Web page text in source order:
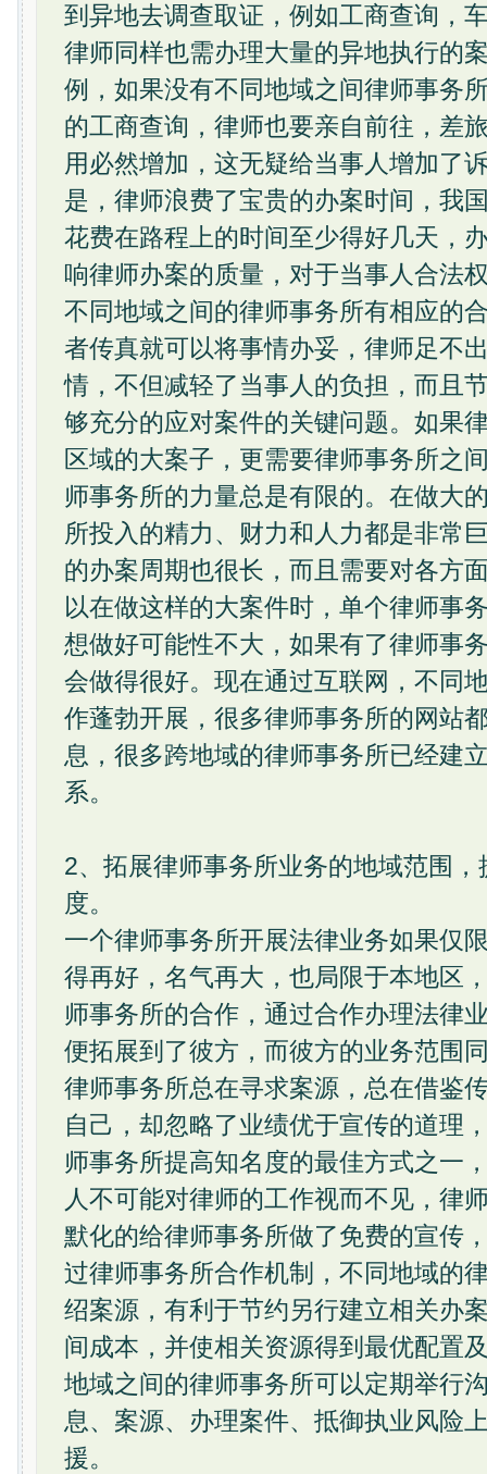
到异地去调查取证，例如工商查询，
律师同样也需办理大量的异地执行的
例，如果没有不同地域之间律师事务
的工商查询，律师也要亲自前往，差
用必然增加，这无疑给当事人增加了
是，律师浪费了宝贵的办案时间，我
花费在路程上的时间至少得好几天，
响律师办案的质量，对于当事人合法
不同地域之间的律师事务所有相应的
者传真就可以将事情办妥，律师足不
情，不但减轻了当事人的负担，而且
够充分的应对案件的关键问题。如果
区域的大案子，更需要律师事务所之
师事务所的力量总是有限的。在做大
所投入的精力、财力和人力都是非常
的办案周期也很长，而且需要对各方
以在做这样的大案件时，单个律师事
想做好可能性不大，如果有了律师事
会做得很好。现在通过互联网，不同
作蓬勃开展，很多律师事务所的网站
息，很多跨地域的律师事务所已经建
系。
2、拓展律师事务所业务的地域范围
度。
一个律师事务所开展法律业务如果仅
得再好，名气再大，也局限于本地区
师事务所的合作，通过合作办理法律
便拓展到了彼方，而彼方的业务范围
律师事务所总在寻求案源，总在借鉴
自己，却忽略了业绩优于宣传的道理
师事务所提高知名度的最佳方式之一
人不可能对律师的工作视而不见，律
默化的给律师事务所做了免费的宣传
过律师事务所合作机制，不同地域的
绍案源，有利于节约另行建立相关办
间成本，并使相关资源得到最优配置
地域之间的律师事务所可以定期举行
息、案源、办理案件、抵御执业风险
援。